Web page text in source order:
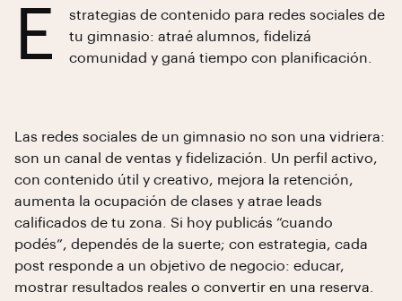
E
strategias de contenido para redes sociales de
tu gimnasio: atraé alumnos, fidelizá
comunidad y ganá tiempo con planificación.
Las redes sociales de un gimnasio no son una vidriera:
son un canal de ventas y fidelización. Un perfil activo,
con contenido útil y creativo, mejora la retención,
aumenta la ocupación de clases y atrae leads
calificados de tu zona. Si hoy publicás “cuando
podés”, dependés de la suerte; con estrategia, cada
post responde a un objetivo de negocio: educar,
mostrar resultados reales o convertir en una reserva.